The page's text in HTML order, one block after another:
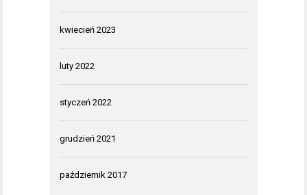
kwiecień 2023
luty 2022
styczeń 2022
grudzień 2021
październik 2017